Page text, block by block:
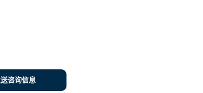
咨询信息